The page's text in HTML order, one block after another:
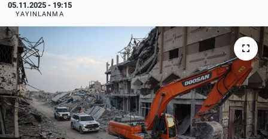
05.11.2025 - 19:15
YAYINLANMA